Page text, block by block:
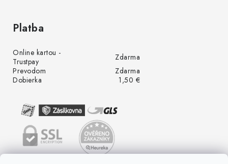
Platba
Online kartou -
Trustpay
Zdarma
Prevodom
Zdarma
Dobierka
1,50 €